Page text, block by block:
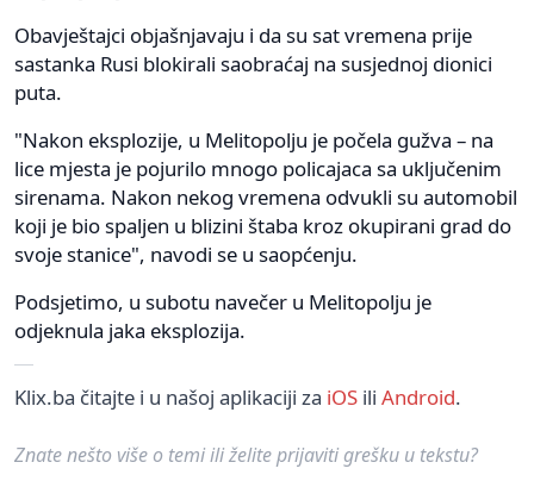
Obavještajci objašnjavaju i da su sat vremena prije
sastanka Rusi blokirali saobraćaj na susjednoj dionici
puta.
"Nakon eksplozije, u Melitopolju je počela gužva – na
lice mjesta je pojurilo mnogo policajaca sa uključenim
sirenama. Nakon nekog vremena odvukli su automobil
koji je bio spaljen u blizini štaba kroz okupirani grad do
svoje stanice", navodi se u saopćenju.
Podsjetimo, u subotu navečer u Melitopolju je
odjeknula jaka eksplozija.
Klix.ba čitajte i u našoj aplikaciji za iOS ili Android.
Znate nešto više o temi ili želite prijaviti grešku u tekstu?